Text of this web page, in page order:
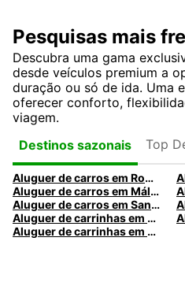
Pesquisas mais
Descubra uma gama
desde veículos premium a
duração ou só de ida. Uma
oferecer conforto,
viagem.
Destinos sazonais
Top
Aluguer de carros em Roma
Aluguer de carros em Málaga
Aluguer de carros em Santa Maria da Feira
Aluguer de carrinhas em Nice
Aluguer de carrinhas em Caldas da Rainha